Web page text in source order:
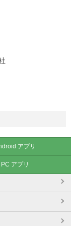
アプリ
PC アプリ